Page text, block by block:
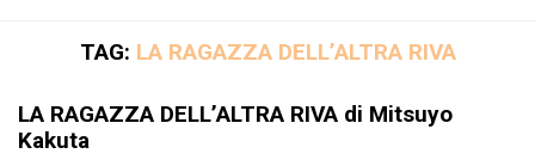
TAG: LA RAGAZZA DELL’ALTRA RIVA
LA RAGAZZA DELL’ALTRA RIVA di Mitsuyo
Kakuta